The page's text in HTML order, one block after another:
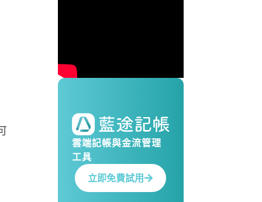
雲端記帳與金流管理
工具
立即免費試用